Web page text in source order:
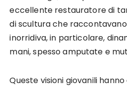
eccellente restauratore di
di scultura che raccontavano
inorridiva, in particolare,
mani, spesso amputate e
Queste visioni giovanili